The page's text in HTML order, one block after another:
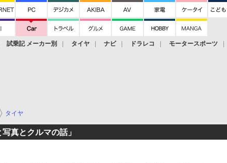
試乗記 メーカー別 タイヤ ナビ ドラレコ モータースポーツ
タイヤ
真とクルマの話」